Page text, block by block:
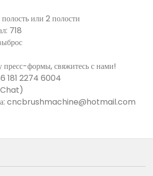
полость или 2 полости
718
пресс-формы, свяжитесь с нами!
181 2274 6004
cncbrushmachine@hotmail.com